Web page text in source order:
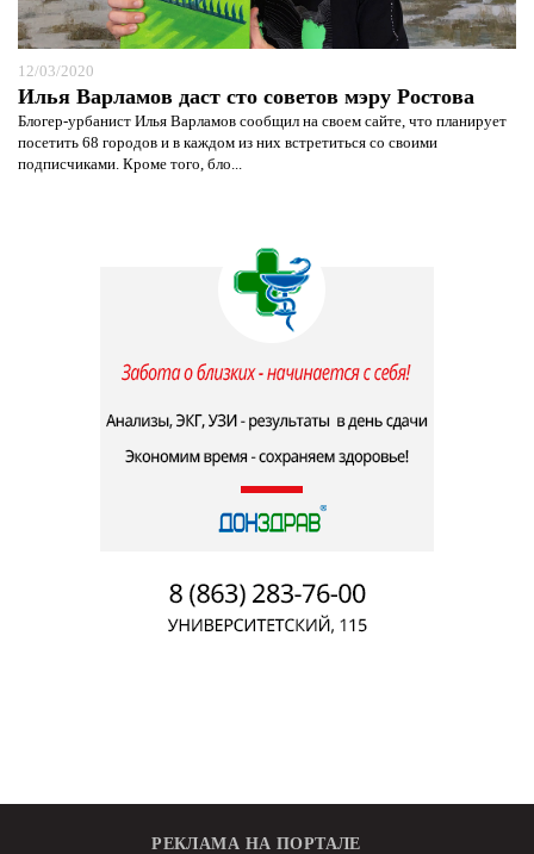
12/03/2020
Илья Варламов даст сто советов мэру Ростова
Блогер-урбанист Илья Варламов сообщил на своем сайте, что планирует
посетить 68 городов и в каждом из них встретиться со своими
подписчиками. Кроме того, бло...
РЕКЛАМА НА ПОРТАЛЕ